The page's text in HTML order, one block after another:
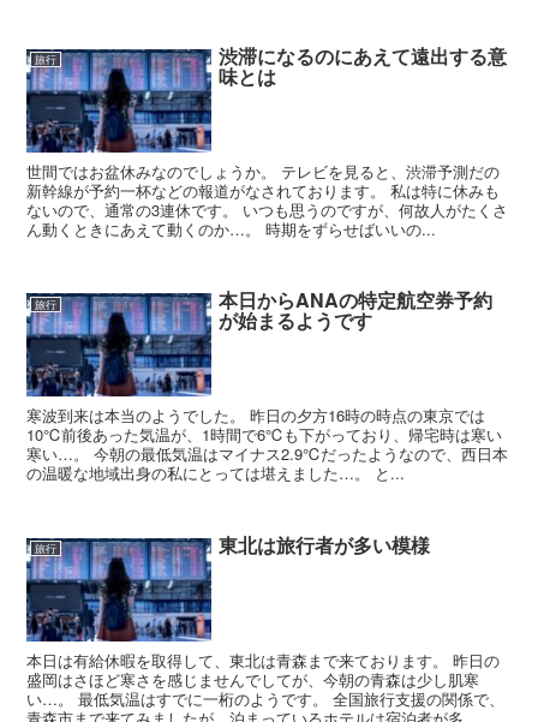
旅行 渋滞になるのにあえて遠出する意
味とは
世間ではお盆休みなのでしょうか。 テレビを見ると、渋滞予測だの
新幹線が予約一杯などの報道がなされております。 私は特に休みも
ないので、通常の3連休です。 いつも思うのですが、何故人がたくさ
ん動くときにあえて動くのか…。 時期をずらせばいいの...
旅行 本日からANAの特定航空券予約
が始まるようです
寒波到来は本当のようでした。 昨日の夕方16時の時点の東京では
10℃前後あった気温が、1時間で6℃も下がっており、帰宅時は寒い
寒い…。 今朝の最低気温はマイナス2.9℃だったようなので、西日本
の温暖な地域出身の私にとっては堪えました…。 と...
旅行 東北は旅行者が多い模様
本日は有給休暇を取得して、東北は青森まで来ております。 昨日の
盛岡はさほど寒さを感じませんでしてが、今朝の青森は少し肌寒
い…。 最低気温はすでに一桁のようです。 全国旅行支援の関係で、